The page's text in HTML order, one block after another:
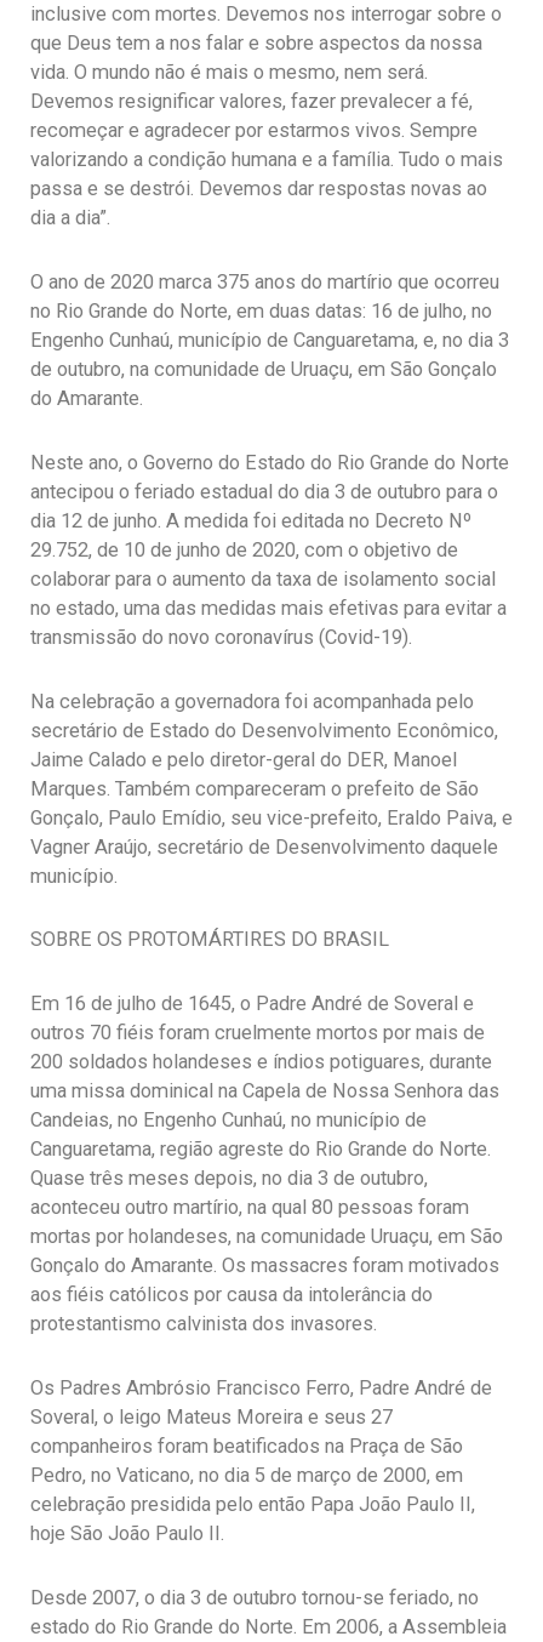
inclusive com mortes. Devemos nos interrogar sobre o
que Deus tem a nos falar e sobre aspectos da nossa
vida. O mundo não é mais o mesmo, nem será.
Devemos resignificar valores, fazer prevalecer a fé,
recomeçar e agradecer por estarmos vivos. Sempre
valorizando a condição humana e a família. Tudo o mais
passa e se destrói. Devemos dar respostas novas ao
dia a dia”.
O ano de 2020 marca 375 anos do martírio que ocorreu
no Rio Grande do Norte, em duas datas: 16 de julho, no
Engenho Cunhaú, município de Canguaretama, e, no dia 3
de outubro, na comunidade de Uruaçu, em São Gonçalo
do Amarante.
Neste ano, o Governo do Estado do Rio Grande do Norte
antecipou o feriado estadual do dia 3 de outubro para o
dia 12 de junho. A medida foi editada no Decreto Nº
29.752, de 10 de junho de 2020, com o objetivo de
colaborar para o aumento da taxa de isolamento social
no estado, uma das medidas mais efetivas para evitar a
transmissão do novo coronavírus (Covid-19).
Na celebração a governadora foi acompanhada pelo
secretário de Estado do Desenvolvimento Econômico,
Jaime Calado e pelo diretor-geral do DER, Manoel
Marques. Também compareceram o prefeito de São
Gonçalo, Paulo Emídio, seu vice-prefeito, Eraldo Paiva, e
Vagner Araújo, secretário de Desenvolvimento daquele
município.
SOBRE OS PROTOMÁRTIRES DO BRASIL
Em 16 de julho de 1645, o Padre André de Soveral e
outros 70 fiéis foram cruelmente mortos por mais de
200 soldados holandeses e índios potiguares, durante
uma missa dominical na Capela de Nossa Senhora das
Candeias, no Engenho Cunhaú, no município de
Canguaretama, região agreste do Rio Grande do Norte.
Quase três meses depois, no dia 3 de outubro,
aconteceu outro martírio, na qual 80 pessoas foram
mortas por holandeses, na comunidade Uruaçu, em São
Gonçalo do Amarante. Os massacres foram motivados
aos fiéis católicos por causa da intolerância do
protestantismo calvinista dos invasores.
Os Padres Ambrósio Francisco Ferro, Padre André de
Soveral, o leigo Mateus Moreira e seus 27
companheiros foram beatificados na Praça de São
Pedro, no Vaticano, no dia 5 de março de 2000, em
celebração presidida pelo então Papa João Paulo II,
hoje São João Paulo II.
Desde 2007, o dia 3 de outubro tornou-se feriado, no
estado do Rio Grande do Norte. Em 2006, a Assembleia